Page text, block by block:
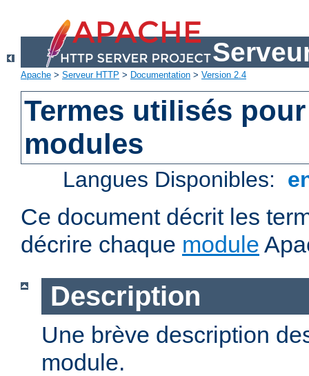
Apache > Serveur HTTP > Documentation > Version 2.4
Termes utilisés
modules
Langues Disponibles:
Ce document décrit les
décrire chaque module
Description
Une brève description
module.